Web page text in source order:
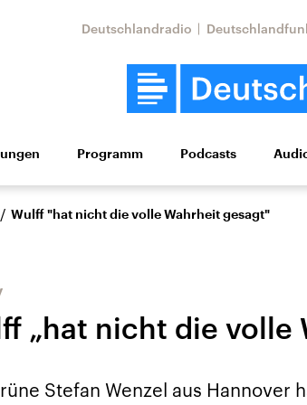
Deutschlandradio
Politik Wirtschaft Wissen Kultur
Musik
Aktuelle Beiträge,
Aktuelle Lage
Programm Podcasts
/ Wulff "hat nicht die volle Wahrheit gesagt"
„hat nicht die volle
Stefan Wenzel aus Hannover